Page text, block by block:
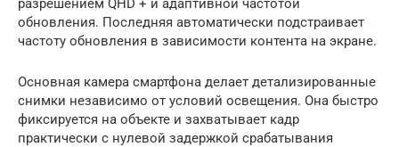
разрешением QHD + и адаптивной частотой
обновления. Последняя автоматически подстраивает
частоту обновления в зависимости контента на экране.
Основная камера смартфона делает детализированные
снимки независимо от условий освещения. Она быстро
фиксируется на объекте и захватывает кадр
практически с нулевой задержкой срабатывания